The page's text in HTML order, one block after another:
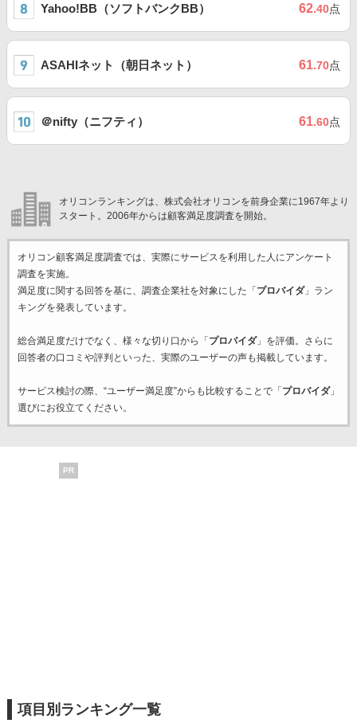
Yahoo!BB（ソフトバンクBB） 62.40点
ASAHIネット（朝日ネット） 61.70点
＠nifty（ニフティ） 61.60点
オリコンランキングは、株式会社オリコンを前身企業に1967年より
スタート。2006年からは顧客満足度調査を開始。
オリコン顧客満足度調査では、実際にサービスを利用した 人にアンケート
調査を実施。
満足度に関する回答を基に、調査企業社を対象にした「 プロバイダ」ラン
キングを発表しています。
総合満足度だけでなく、様々な切り口から「 プロバイダ」を評価。さらに
回答者の口コミや評判といった、実際のユーザーの声も掲載しています。
サービス検討の際、“ユーザー満足度”からも比較することで「 プロバイダ」
選びにお役立てください。
PR
項目別ランキング一覧